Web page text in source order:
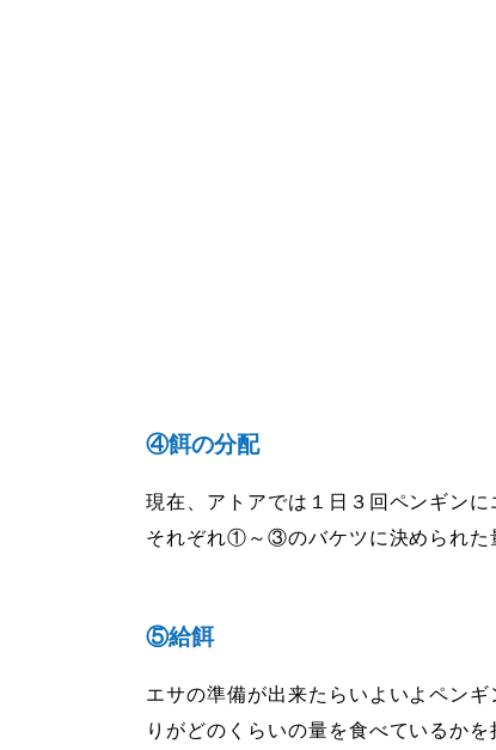
④餌の分配
現在、アトアでは１日３回ペンギンに
それぞれ①～③のバケツに決められた
⑤給餌
エサの準備が出来たらいよいよペン
りがどのくらいの量を食べているか